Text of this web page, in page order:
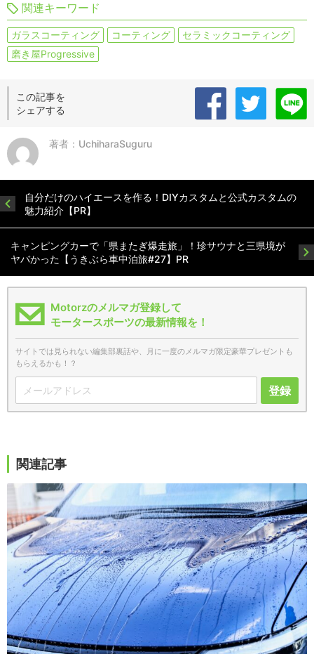
関連キーワード
ガラスコーティング コーティング
セラミックコーティング
磨き屋Progressive
この記事を
シェアする
著者：UchiharaSuguru
自分だけのハイエースを作る！DIYカスタムと公式カスタムの
魅力紹介【PR】
キャンピングカーで「県またぎ爆走旅」！珍サウナと三県境が
ヤバかった【うきぶら車中泊旅#27】PR
Motorzのメルマガ登録して
モータースポーツの最新情報を！
サイトでは見られない編集部裏話や、月に一度のメルマガ限定豪華プレゼントも
もらえるかも！？
登録
関連記事